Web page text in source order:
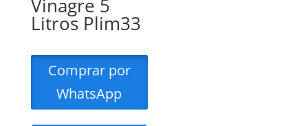
Vinagre 5
Litros Plim33
Comprar por
WhatsApp